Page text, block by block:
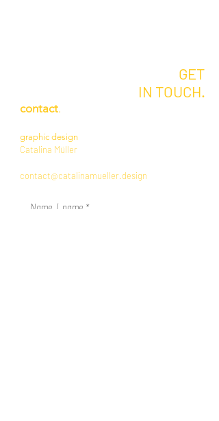
GET
IN TOUCH.
contact.
graphic design
Catalina​ Müller
contact@catalinamueller.design